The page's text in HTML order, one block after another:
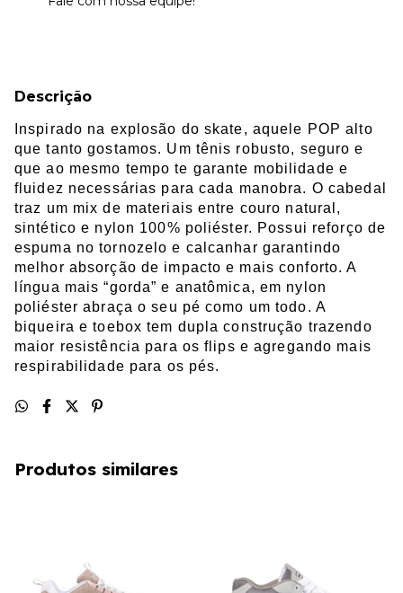
Descrição
Inspirado na explosão do skate, aquele POP alto
que tanto gostamos. Um tênis robusto, seguro e
que ao mesmo tempo te garante mobilidade e
fluidez necessárias para cada manobra. O cabedal
traz um mix de materiais entre couro natural,
sintético e nylon 100% poliéster. Possui reforço de
espuma no tornozelo e calcanhar garantindo
melhor absorção de impacto e mais conforto. A
língua mais “gorda” e anatômica, em nylon
poliéster abraça o seu pé como um todo. A
biqueira e toebox tem dupla construção trazendo
maior resistência para os flips e agregando mais
respirabilidade para os pés.
Produtos similares